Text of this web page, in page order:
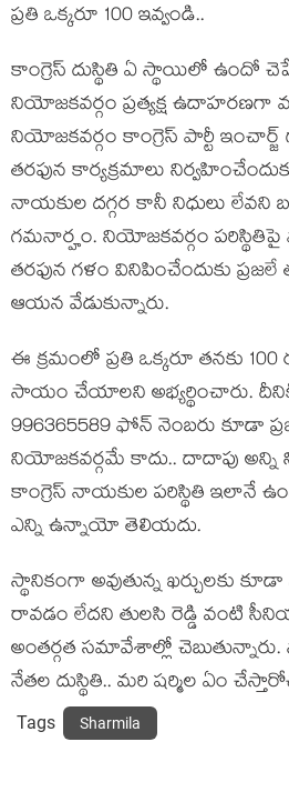
ప్ర‌తి ఒక్క‌రూ 100 ఇవ్వండి..
కాంగ్రెస్ దుస్థితి ఏ స్థాయిలో ఉందో
నియోజ‌క‌వ‌ర్గం ప్ర‌త్య‌క్ష ఉదాహ‌ర‌ణ‌గా
నియోజ‌క‌వ‌ర్గం కాంగ్రెస్ పార్టీ
త‌ర‌ఫున కార్య‌క్ర‌మాలు
నాయ‌కుల ద‌గ్గ‌ర కానీ నిధులు లేవ‌ని
గ‌మ‌నార్హం. నియోజ‌క‌వ‌ర్గం ప‌రిస్థితిపై
త‌ర‌ఫున గ‌ళం వినిపించేందుకు
ఆయ‌న వేడుకున్నారు.
ఈ క్ర‌మంలో ప్ర‌తి ఒక్క‌రూ త‌న‌కు
సాయం చేయాల‌ని అభ్య‌ర్థించారు.
996365589 ఫోన్ నెంబ‌రు కూడా
నియోజ‌క‌వ‌ర్గ‌మే కాదు.. దాదాపు అన్ని
కాంగ్రెస్ నాయ‌కుల ప‌రిస్థితి ఇలానే
ఎన్ని ఉన్నాయో తెలియ‌దు.
స్థానికంగా అవుతున్న ఖ‌ర్చుల‌కు
రావ‌డం లేద‌ని తుల‌సి రెడ్డి వంటి
అంత‌ర్గ‌త స‌మావేశాల్లో చెబుతున్నారు.
నేత‌ల దుస్థితి.. మ‌రి ష‌ర్మిల ఏం
Tags Sharmila